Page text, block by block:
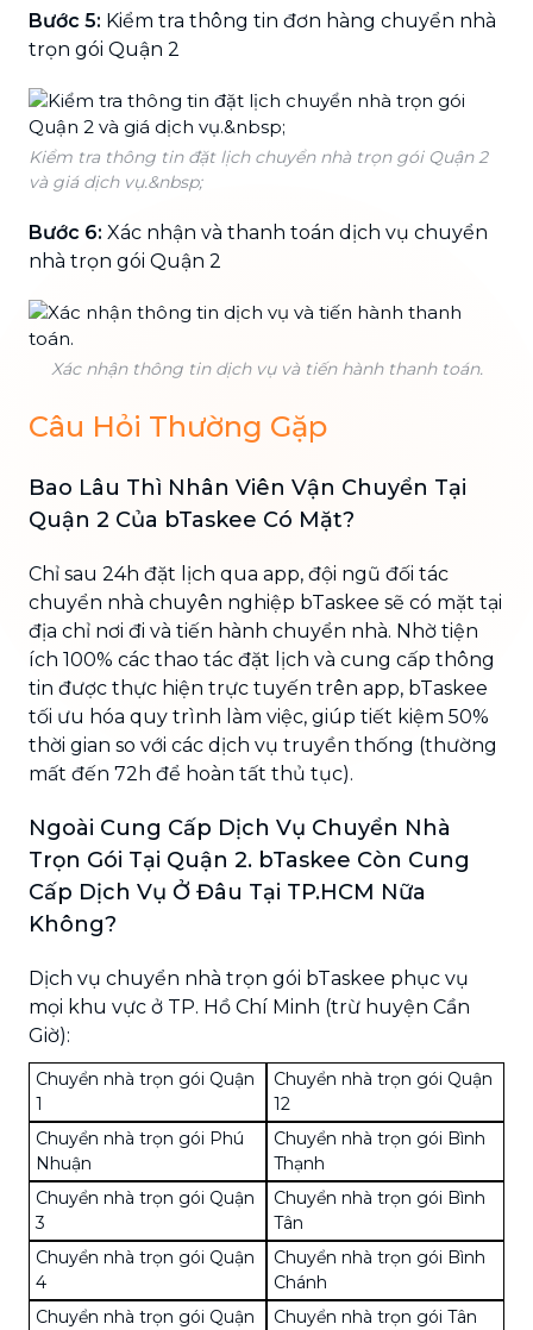
Bước 5: Kiểm tra thông tin đơn hàng chuyển nhà
trọn gói Quận 2
Kiểm tra thông tin đặt lịch chuyển nhà trọn gói Quận 2
và giá dịch vụ.&nbsp;
Bước 6: Xác nhận và thanh toán dịch vụ chuyển
nhà trọn gói Quận 2
Xác nhận thông tin dịch vụ và tiến hành thanh toán.
Câu Hỏi Thường Gặp
Bao Lâu Thì Nhân Viên Vận Chuyển Tại
Quận 2 Của bTaskee Có Mặt?
Chỉ sau 24h đặt lịch qua app, đội ngũ đối tác
chuyển nhà chuyên nghiệp bTaskee sẽ có mặt tại
địa chỉ nơi đi và tiến hành chuyển nhà. Nhờ tiện
ích 100% các thao tác đặt lịch và cung cấp thông
tin được thực hiện trực tuyến trên app, bTaskee
tối ưu hóa quy trình làm việc, giúp tiết kiệm 50%
thời gian so với các dịch vụ truyền thống (thường
mất đến 72h để hoàn tất thủ tục).
Ngoài Cung Cấp Dịch Vụ Chuyển Nhà
Trọn Gói Tại Quận 2. bTaskee Còn Cung
Cấp Dịch Vụ Ở Đâu Tại TP.HCM Nữa
Không?
Dịch vụ chuyển nhà trọn gói bTaskee phục vụ
mọi khu vực ở TP. Hồ Chí Minh (trừ huyện Cần
Giờ):
Chuyển nhà trọn gói Quận
1
Chuyển nhà trọn gói Quận
12
Chuyển nhà trọn gói Phú
Nhuận
Chuyển nhà trọn gói Bình
Thạnh
Chuyển nhà trọn gói Quận
3
Chuyển nhà trọn gói Bình
Tân
Chuyển nhà trọn gói Quận
4
Chuyển nhà trọn gói Bình
Chánh
Chuyển nhà trọn gói Quận
Chuyển nhà trọn gói Tân